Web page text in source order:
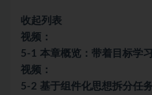
收起列表
视频：
5-1 本章概览：带着目标学
视频：
5-2 基于组件化思想拆分任